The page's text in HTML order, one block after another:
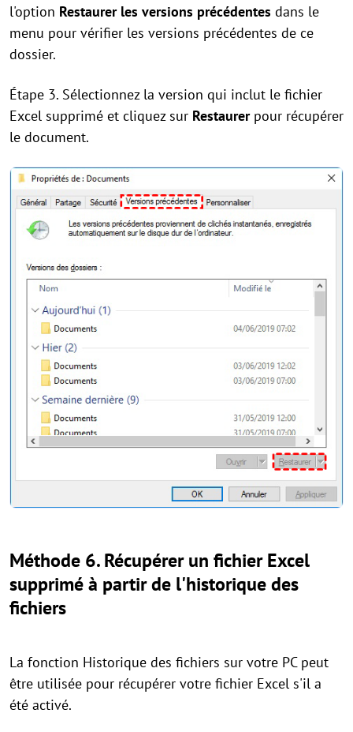
l'option Restaurer les versions précédentes dans le
menu pour vérifier les versions précédentes de ce
dossier.
Étape 3. Sélectionnez la version qui inclut le fichier
Excel supprimé et cliquez sur Restaurer pour récupérer
le document.
Méthode 6. Récupérer un fichier Excel
supprimé à partir de l'historique des
fichiers
La fonction Historique des fichiers sur votre PC peut
être utilisée pour récupérer votre fichier Excel s'il a
été activé.